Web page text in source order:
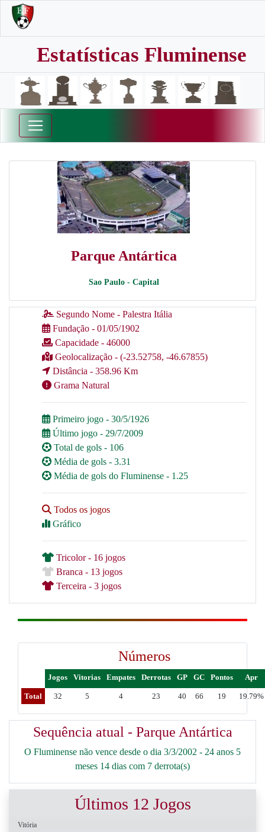
Estatísticas Fluminense
Parque Antártica
Sao Paulo - Capital
Segundo Nome - Palestra Itália
Fundação - 01/05/1902
Capacidade - 46000
Geolocalização - (-23.52758, -46.67855)
Distância - 358.96 Km
Grama Natural
Primeiro jogo - 30/5/1926
Último jogo - 29/7/2009
Total de gols - 106
Média de gols - 3.31
Média de gols do Fluminense - 1.25
Todos os jogos
Gráfico
Tricolor - 16 jogos
Branca - 13 jogos
Terceira - 3 jogos
Números
Jogos Vitorias Empates Derrotas GP GC Pontos Apr
Total 32 5 4 23 40 66 19 19.79%
Sequência atual - Parque Antártica
O Fluminense não vence desde o dia 3/3/2002 - 24 anos 5
meses 14 dias com 7 derrota(s)
Últimos 12 Jogos
Vitória